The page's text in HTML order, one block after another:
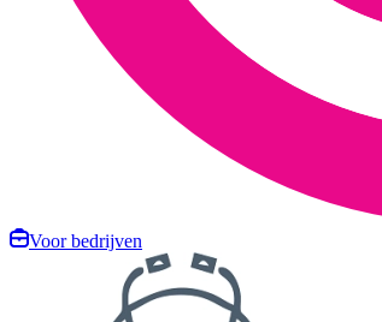
Voor bedrijven